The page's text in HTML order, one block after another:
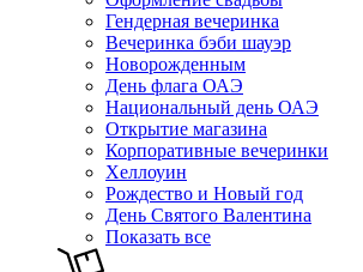
Гендерная вечеринка
Вечеринка бэби шауэр
Новорожденным
День флага ОАЭ
Национальный день ОАЭ
Открытие магазина
Корпоративные вечеринки
Хеллоуин
Рождество и Новый год
День Святого Валентина
Показать все